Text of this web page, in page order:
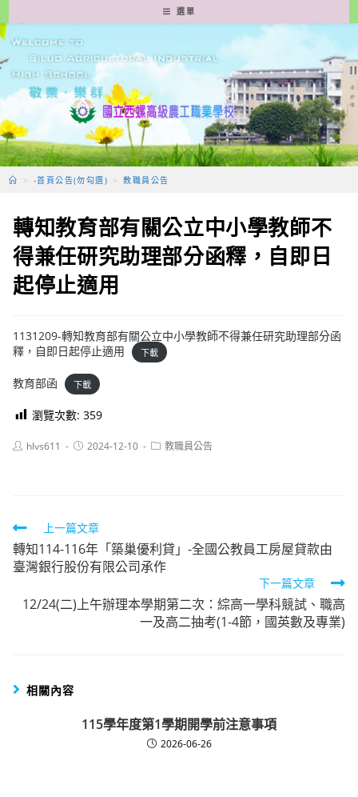
轉
至
要
容
選單
> -首頁公告(勿勾選) > 教職員公告
轉知教育部有關公立中小學教師不
得兼任研究助理部分函釋，自即日
起停止適用
1131209-轉知教育部有關公立中小學教師不得兼任研究助理部分函
釋，自即日起停止適用
下載
教育部函 下載
瀏覽次數: 359
Posthlvs611
Post2024-12-10
Post教職員公告
Read
more
articles
上一篇文章
轉知114-116年「築巢優利貸」-全國公教員工房屋貸款由
臺灣銀行股份有限公司承作
下一篇文章
12/24(二)上午辦理本學期第二次：綜高一學科競試、職高
一及高二抽考(1-4節，國英數及專業)
相關內容
115學年度第1學期開學前注意事項
2026-06-26